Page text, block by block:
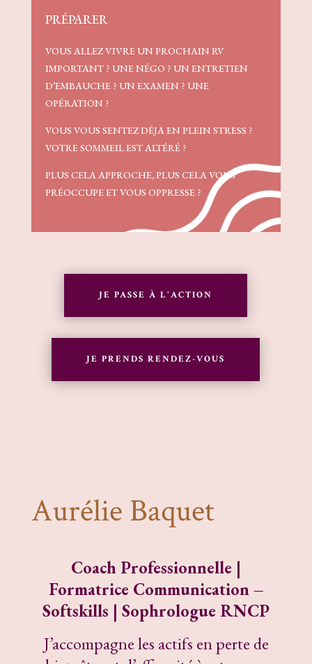
PRÉPARER
VOUS ALLEZ VIVRE UN PROCHAIN RV
IMPORTANT ? UNE NÉGO ? UN ENTRETIEN
D’EMBAUCHE ? UN EXAMEN ? UNE
OPÉRATION ?
VOUS VOUS SENTEZ DÉJA EN PLEIN STRESS ?
VOTRE SOMMEIL EST ALTÉRÉ ?
PLUS CELA APPROCHE, PLUS CELA VOUS
PRÉOCCUPE ET VOUS OPPRESSE ?
JE PASSE À L'ACTION
JE PRENDS RENDEZ-VOUS
Aurélie Baquet
Coach Professionnelle |
Formatrice Communication –
Softskills | Sophrologue RNCP
J’accompagne les actifs en perte de